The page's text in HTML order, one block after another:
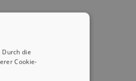
die
Cookie-